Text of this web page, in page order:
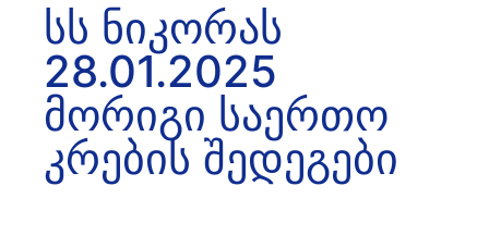
სს ნიკორას
28.01.2025
მორიგი საერთო
კრების შედეგები